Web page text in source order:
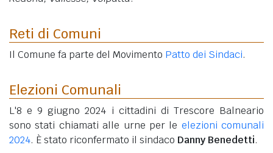
Reti di Comuni
Il Comune fa parte del Movimento Patto dei Sindaci.
Elezioni Comunali
L'8 e 9 giugno 2024 i cittadini di Trescore Balneario
sono stati chiamati alle urne per le elezioni comunali
2024. È stato riconfermato il sindaco Danny Benedetti.